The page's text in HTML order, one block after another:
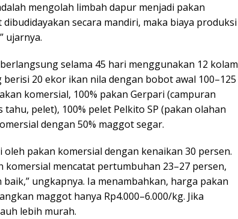
mengolah limbah dapur menjadi pakan
secara mandiri, maka biaya produksi
ujarnya.
selama 45 hari menggunakan 12 kolam
20 ekor ikan nila dengan bobot awal 100–125
komersial, 100% pakan Gerpari (campuran
pelet), 100% pelet Pelkito SP (pakan olahan
dengan 50% maggot segar.
pakan komersial dengan kenaikan 30 persen.
mencatat pertumbuhan 23–27 persen,
ungkapnya. Ia menambahkan, harga pakan
maggot hanya Rp4.000–6.000/kg. Jika
lebih murah.